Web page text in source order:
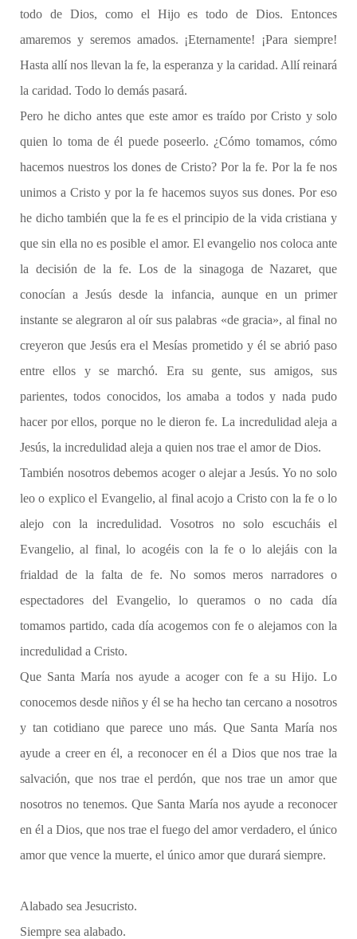
todo de Dios, como el Hijo es todo de Dios. Entonces
amaremos y seremos amados. ¡Eternamente! ¡Para siempre!
Hasta allí nos llevan la fe, la esperanza y la caridad. Allí reinará
la caridad. Todo lo demás pasará.
Pero he dicho antes que este amor es traído por Cristo y solo
quien lo toma de él puede poseerlo. ¿Cómo tomamos, cómo
hacemos nuestros los dones de Cristo? Por la fe. Por la fe nos
unimos a Cristo y por la fe hacemos suyos sus dones. Por eso
he dicho también que la fe es el principio de la vida cristiana y
que sin ella no es posible el amor. El evangelio nos coloca ante
la decisión de la fe. Los de la sinagoga de Nazaret, que
conocían a Jesús desde la infancia, aunque en un primer
instante se alegraron al oír sus palabras «de gracia», al final no
creyeron que Jesús era el Mesías prometido y él se abrió paso
entre ellos y se marchó. Era su gente, sus amigos, sus
parientes, todos conocidos, los amaba a todos y nada pudo
hacer por ellos, porque no le dieron fe. La incredulidad aleja a
Jesús, la incredulidad aleja a quien nos trae el amor de Dios.
También nosotros debemos acoger o alejar a Jesús. Yo no solo
leo o explico el Evangelio, al final acojo a Cristo con la fe o lo
alejo con la incredulidad. Vosotros no solo escucháis el
Evangelio, al final, lo acogéis con la fe o lo alejáis con la
frialdad de la falta de fe. No somos meros narradores o
espectadores del Evangelio, lo queramos o no cada día
tomamos partido, cada día acogemos con fe o alejamos con la
incredulidad a Cristo.
Que Santa María nos ayude a acoger con fe a su Hijo. Lo
conocemos desde niños y él se ha hecho tan cercano a nosotros
y tan cotidiano que parece uno más. Que Santa María nos
ayude a creer en él, a reconocer en él a Dios que nos trae la
salvación, que nos trae el perdón, que nos trae un amor que
nosotros no tenemos. Que Santa María nos ayude a reconocer
en él a Dios, que nos trae el fuego del amor verdadero, el único
amor que vence la muerte, el único amor que durará siempre.
Alabado sea Jesucristo.
Siempre sea alabado.